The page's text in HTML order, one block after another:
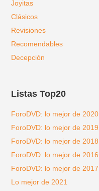
Joyitas
Clásicos
Revisiones
Recomendables
Decepción
Listas Top20
ForoDVD: lo mejor de 2020
ForoDVD: lo mejor de 2019
ForoDVD: lo mejor de 2018
ForoDVD: lo mejor de 2016
ForoDVD: lo mejor de 2017
Lo mejor de 2021